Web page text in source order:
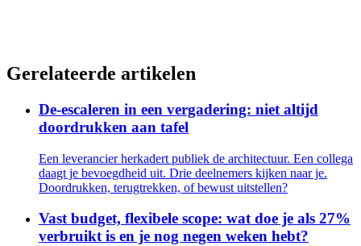
Gerelateerde artikelen
De-escaleren in een vergadering: niet altijd
doordrukken aan tafel
Een leverancier herkadert publiek de architectuur. Een collega
daagt je bevoegdheid uit. Drie deelnemers kijken naar je.
Doordrukken, terugtrekken, of bewust uitstellen?
Vast budget, flexibele scope: wat doe je als 27%
verbruikt is en je nog negen weken hebt?